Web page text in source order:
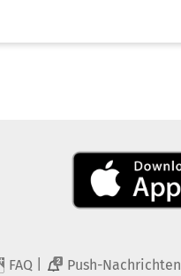
FAQ 2 Push-Nachrichten